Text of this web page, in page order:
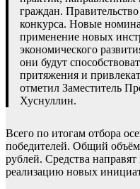
граждан.
конкурса. Новые
применение новых
экономического
они будут
притяжения и
отметил Заместитель
Хуснуллин.
Всего по итогам отбора
победителей. Общий
рублей. Средства
реализацию новых